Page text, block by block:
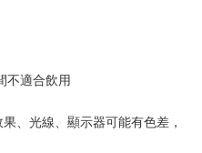
不適合飲用
、光線、顯示器可能有色差，